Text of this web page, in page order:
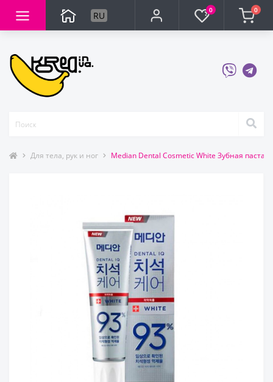
RU 0 0
Для тела, рук и ног Median Dental Cosmetic White Зубная паста